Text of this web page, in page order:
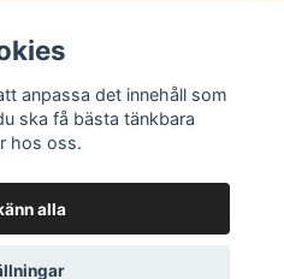
Maskin AB
anpassa det innehåll som
ska få bästa tänkbara
hos oss.
alla